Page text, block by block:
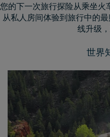
您的下一次旅行探险从乘坐火
从私人房间体验到旅行中的
线升级，
世界